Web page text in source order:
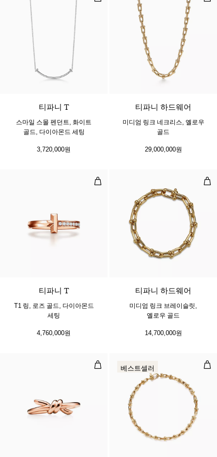
3 소재
티파니 T
스마일 스몰 펜던트, 화이트
골드, 다이아몬드 세팅
3,720,000원
티파니 하드웨어
미디엄 링크 네크리스, 옐로우
골드
29,000,000원
T1 링, 로즈 골드, 다이아몬드 세팅
티파니 T
T1 링, 로즈 골드, 다이아몬드
세팅
4,760,000원
미
티파니 하드웨어
미디엄 링크 브레이슬릿,
옐로우 골드
14,700,000원
링, 로즈 골드 마
베스트셀러